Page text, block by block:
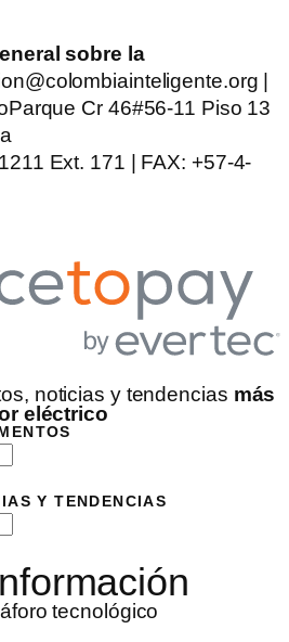
sobre la
|
Cr 46#56-11 Piso 13
Ext. 171 | FAX: +57-4-
noticias y tendencias más
eléctrico
Y TENDENCIAS
tecnológico